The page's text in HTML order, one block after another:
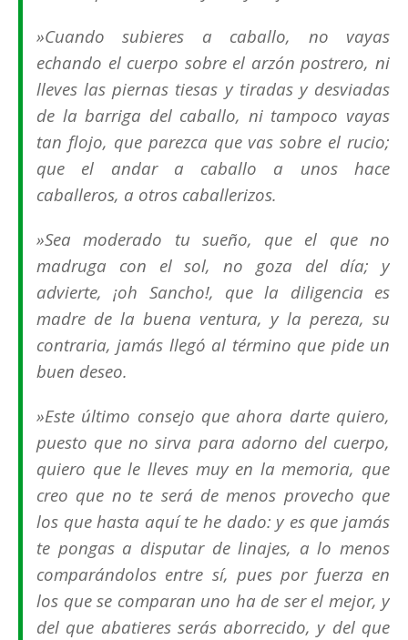
»Cuando subieres a caballo, no vayas
echando el cuerpo sobre el arzón postrero, ni
lleves las piernas tiesas y tiradas y desviadas
de la barriga del caballo, ni tampoco vayas
tan flojo, que parezca que vas sobre el rucio;
que el andar a caballo a unos hace
caballeros, a otros caballerizos.
»Sea moderado tu sueño, que el que no
madruga con el sol, no goza del día; y
advierte, ¡oh Sancho!, que la diligencia es
madre de la buena ventura, y la pereza, su
contraria, jamás llegó al término que pide un
buen deseo.
»Este último consejo que ahora darte quiero,
puesto que no sirva para adorno del cuerpo,
quiero que le lleves muy en la memoria, que
creo que no te será de menos provecho que
los que hasta aquí te he dado: y es que jamás
te pongas a disputar de linajes, a lo menos
comparándolos entre sí, pues por fuerza en
los que se comparan uno ha de ser el mejor, y
del que abatieres serás aborrecido, y del que